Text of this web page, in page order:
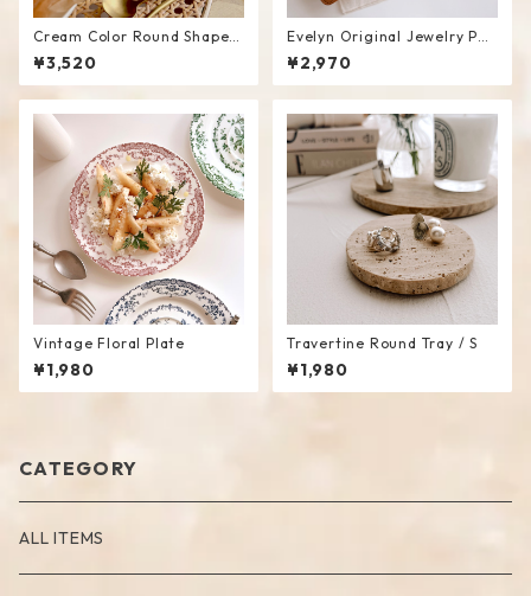
Cream Color Round Shape C
up Saucer Set
¥3,520
Evelyn Original Jewelry Pou
ch
¥2,970
Vintage Floral Plate
¥1,980
Travertine Round Tray / S
¥1,980
CATEGORY
ALL ITEMS